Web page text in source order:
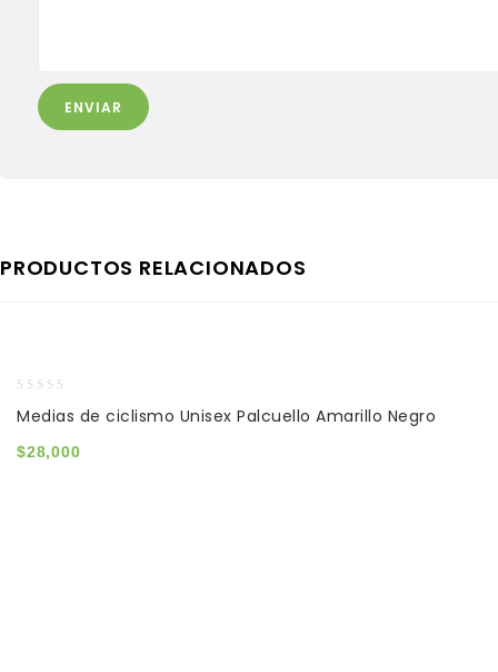
PRODUCTOS RELACIONADOS
out
of
5
Medias de ciclismo Unisex Palcuello Amarillo Negro
$28,000